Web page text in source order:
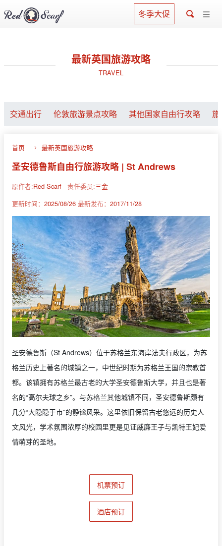
冬季大促
最新英国旅游攻略
TRAVEL
交通出行 伦敦旅游景点攻略 其他国家自由行攻略 旅
首页 最新英国旅游攻略
圣安德鲁斯自由行旅游攻略 | St Andrews
原作者:Red Scarf 责任委员:三金
更新时间： 2025/08/26 最新发布： 2017/11/28
圣安德鲁斯（St Andrews）位于苏格兰东海岸法夫行政区，为苏
格兰历史上著名的城镇之一，中世纪时期为苏格兰王国的宗教首
都。该镇拥有苏格兰最古老的大学圣安德鲁斯大学，并且也是著
名的“高尔夫球之乡”。与苏格兰其他城镇不同，圣安德鲁斯颇有
几分“大隐隐于市”的静谧风采。这里依旧保留古老悠远的历史人
文风光，学术氛围浓厚的校园里更是见证威廉王子与凯特王妃爱
情萌芽的圣地。
机票预订
酒店预订